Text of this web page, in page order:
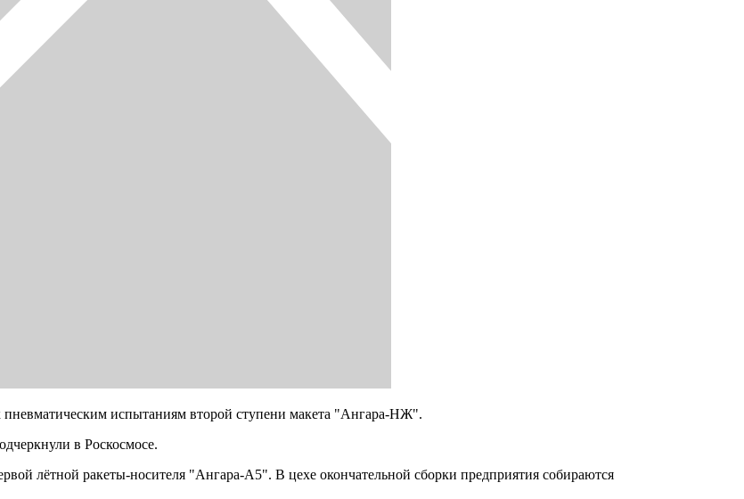
испытаниям второй ступени макета "Ангара-НЖ".
в Роскосмосе.
лётной ракеты-носителя "Ангара-А5". В цехе окончательной сборки предприятия собираются